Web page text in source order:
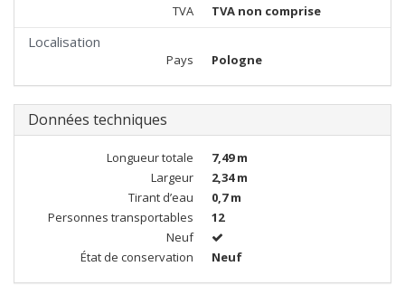
TVA
TVA non comprise
Localisation
Pays Pologne
Données techniques
Longueur totale
7,49 m
Largeur
2,34 m
Tirant d’eau
0,7 m
Personnes transportables
12
Neuf
État de conservation
Neuf